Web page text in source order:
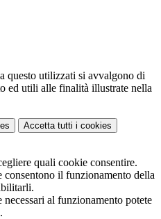
questo utilizzati si avvalgono di
ed utili alle finalità illustrate nella
Accetta tutti i cookies
quali cookie consentire.
consentono il funzionamento della
al funzionamento potete
.